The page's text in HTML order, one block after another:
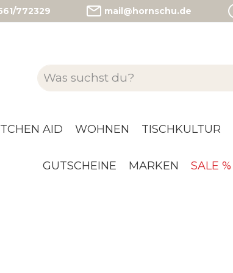
772329 mail@hornschu.de
AID WOHNEN TISCHKULTUR
GUTSCHEINE MARKEN SALE %